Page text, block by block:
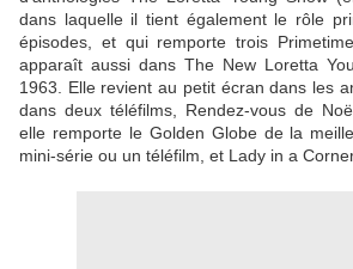
dans laquelle il tient également le rôle
épisodes, et qui remporte trois
apparaît aussi dans The New Loretta
1963. Elle revient au petit écran dans les
dans deux téléfilms, Rendez-vous de
elle remporte le Golden Globe de la
mini-série ou un téléfilm, et Lady in a